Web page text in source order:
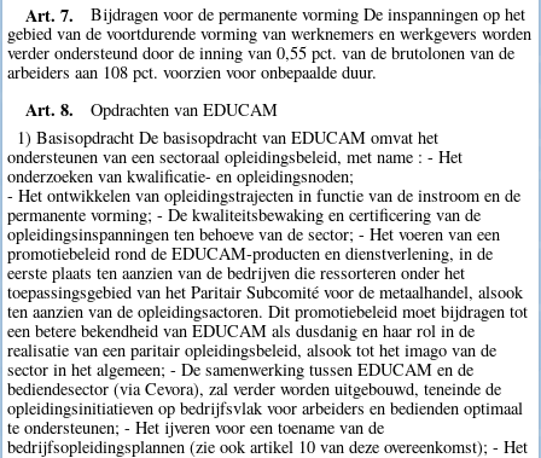
Art. 7.
Bijdragen voor de permanente vorming De inspanningen op het
gebied van de voortdurende vorming van werknemers en werkgevers worden
verder ondersteund door de inning van 0,55 pct. van de brutolonen van de
arbeiders aan 108 pct. voorzien voor onbepaalde duur.
Art. 8.
Opdrachten van EDUCAM
1) Basisopdracht De basisopdracht van EDUCAM omvat het
ondersteunen van een sectoraal opleidingsbeleid, met name : - Het
onderzoeken van kwalificatie- en opleidingsnoden;
- Het ontwikkelen van opleidingstrajecten in functie van de instroom en de
permanente vorming; - De kwaliteitsbewaking en certificering van de
opleidingsinspanningen ten behoeve van de sector; - Het voeren van een
promotiebeleid rond de EDUCAM-producten en dienstverlening, in de
eerste plaats ten aanzien van de bedrijven die ressorteren onder het
toepassingsgebied van het Paritair Subcomité voor de metaalhandel, alsook
ten aanzien van de opleidingsactoren. Dit promotiebeleid moet bijdragen tot
een betere bekendheid van EDUCAM als dusdanig en haar rol in de
realisatie van een paritair opleidingsbeleid, alsook tot het imago van de
sector in het algemeen; - De samenwerking tussen EDUCAM en de
bediendesector (via Cevora), zal verder worden uitgebouwd, teneinde de
opleidingsinitiatieven op bedrijfsvlak voor arbeiders en bedienden optimaal
te ondersteunen; - Het ijveren voor een toename van de
bedrijfsopleidingsplannen (zie ook artikel 10 van deze overeenkomst); - Het